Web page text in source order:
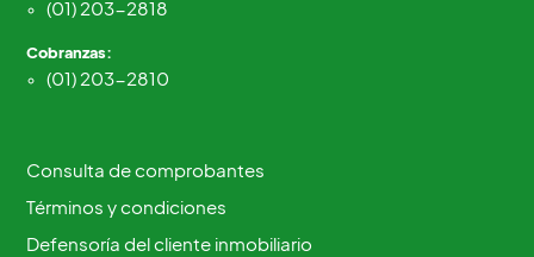
(01) 203-2818
Cobranzas:
(01) 203-2810
Consulta de comprobantes
Términos y condiciones
Defensoría del cliente inmobiliario